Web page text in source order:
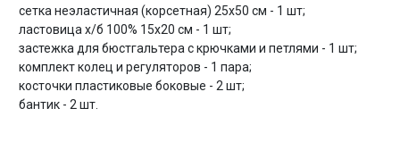
сетка неэластичная (корсетная) 25х50 см - 1 шт;
ластовица х/б 100% 15х20 см - 1 шт;
застежка для бюстгальтера с крючками и петлями - 1 шт;
комплект колец и регуляторов - 1 пара;
косточки пластиковые боковые - 2 шт;
бантик - 2 шт.